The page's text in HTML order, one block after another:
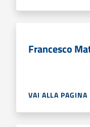
Francesco
VAI ALLA PAGINA